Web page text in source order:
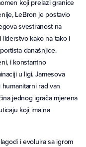
koji prelazi granice
LeBron je postavio
svestranost na
kako na tako i
današnjice.
i konstantno
u ligi. Jamesova
rad van
jednog igrača mjerena
koji ima na
i evoluira sa igrom